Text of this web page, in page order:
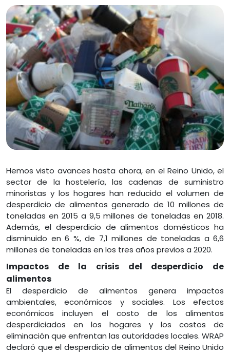
Hemos visto avances hasta ahora, en el Reino Unido, el
sector de la hostelería, las cadenas de suministro
minoristas y los hogares han reducido el volumen de
desperdicio de alimentos generado de 10 millones de
toneladas en 2015 a 9,5 millones de toneladas en 2018.
Además, el desperdicio de alimentos domésticos ha
disminuido en 6 %, de 7,1 millones de toneladas a 6,6
millones de toneladas en los tres años previos a 2020.
Impactos de la crisis del desperdicio de
alimentos
El desperdicio de alimentos genera impactos
ambientales, económicos y sociales. Los efectos
económicos incluyen el costo de los alimentos
desperdiciados en los hogares y los costos de
eliminación que enfrentan las autoridades locales. WRAP
declaró que el desperdicio de alimentos del Reino Unido